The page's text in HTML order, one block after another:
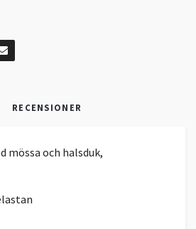
RECENSIONER
mössa och halsduk,